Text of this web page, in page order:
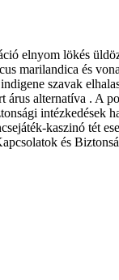
elnyom lökés
és
szavak
alternatíva . A
kaszinó tét
és